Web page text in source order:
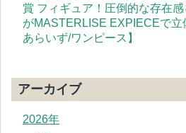
賞 フィギュア！圧倒的な存在
がMASTERLISE EXPIECEで立
あらいず/ワンピース】
アーカイブ
2026年